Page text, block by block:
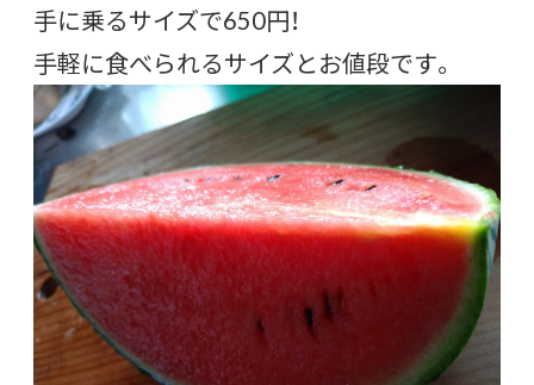
手に乗るサイズで650円！
手軽に食べられるサイズとお値段です。